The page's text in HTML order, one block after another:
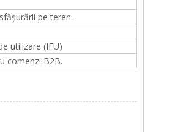
pe teren.
utilizare (IFU)
comenzi B2B.